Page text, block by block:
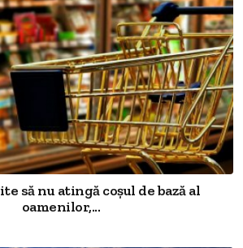
să nu atingă coșul de bază al
oamenilor,...